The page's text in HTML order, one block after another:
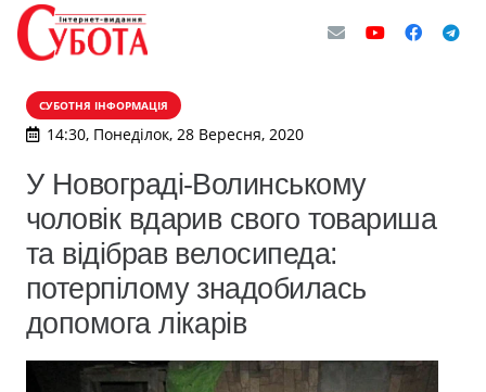
СУБОТНЯ ІНФОРМАЦІЯ
14:30, Понеділок, 28 Вересня, 2020
У Новограді-Волинському
чоловік вдарив свого товариша
та відібрав велосипеда:
потерпілому знадобилась
допомога лікарів